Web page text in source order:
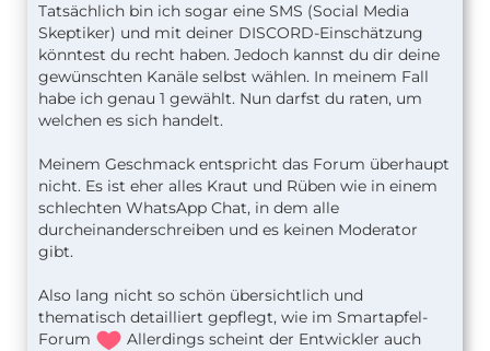
Tatsächlich bin ich sogar eine SMS (Social Media
Skeptiker) und mit deiner DISCORD-Einschätzung
könntest du recht haben. Jedoch kannst du dir deine
gewünschten Kanäle selbst wählen. In meinem Fall
habe ich genau 1 gewählt. Nun darfst du raten, um
welchen es sich handelt.
Meinem Geschmack entspricht das Forum überhaupt
nicht. Es ist eher alles Kraut und Rüben wie in einem
schlechten WhatsApp Chat, in dem alle
durcheinanderschreiben und es keinen Moderator
gibt.
Also lang nicht so schön übersichtlich und
thematisch detailliert gepflegt, wie im Smartapfel-
Forum
Allerdings scheint der Entwickler auch